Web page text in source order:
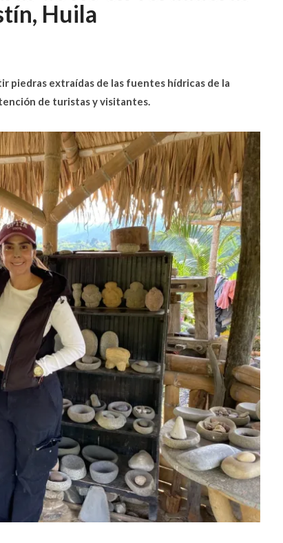
Huila
piedras extraídas de las fuentes hídricas de la
de turistas y visitantes.